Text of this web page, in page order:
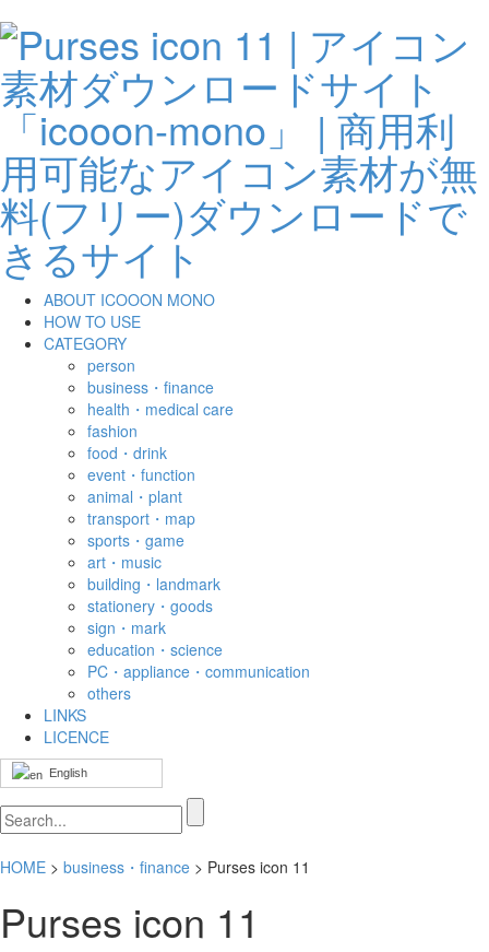
ABOUT ICOOON MONO
HOW TO USE
CATEGORY
person
business・finance
health・medical care
fashion
food・drink
event・function
animal・plant
transport・map
sports・game
art・music
building・landmark
stationery・goods
sign・mark
education・science
PC・appliance・communication
others
LINKS
LICENCE
English
HOME > business・finance > Purses icon 11
Purses icon 11